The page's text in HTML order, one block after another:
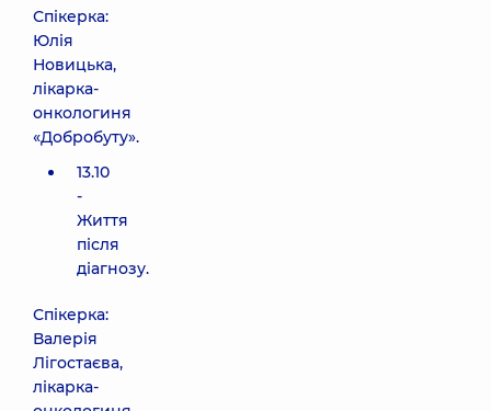
Спікерка:
Юлія
Новицька,
лікарка-
онкологиня
«Добробуту».
13.10
-
Життя
після
діагнозу.
Спікерка:
Валерія
Лігостаєва,
лікарка-